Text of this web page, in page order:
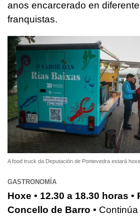
anos encarcerado en
franquistas.
A food truck da Deputación de Pontevedra estará
GASTRONOMÍA
Hoxe • 12.30 a 18.30 horas •
Concello de Barro •